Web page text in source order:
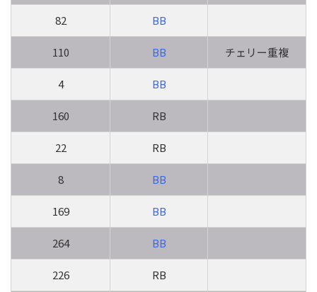
82 BB
110 BB チェリー重複
4 BB
160 RB
22 RB
8 BB
169 BB
264 BB
226 RB